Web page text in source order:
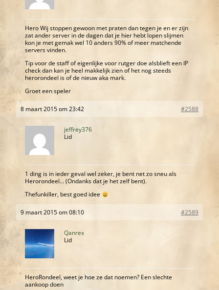
Hero Wij stoppen gewoon met praten dan tegen je en er zijn
zat ander server in de dagen dat je hier hebt lopen slijmen
kon je met gemak wel 10 anders 90% of meer matchende
servers vinden.
Tip voor de staff of eigenlijke voor rutger doe alsblieft een IP
check dan kan je heel makkelijk zien of het nog steeds
herorondeel is of de nieuw aka mark.
Groet een speler
8 maart 2015 om 23:42 #2588
jeffrey376
Lid
1 ding is in ieder geval wel zeker, je bent net zo sneu als
Herorondeel… (Ondanks dat je het zelf bent).
Thefunkiller, best goed idee
9 maart 2015 om 08:10 #2589
Qanrex
Lid
HeroRondeel, weet je hoe ze dat noemen? Een slechte
aankoop doen